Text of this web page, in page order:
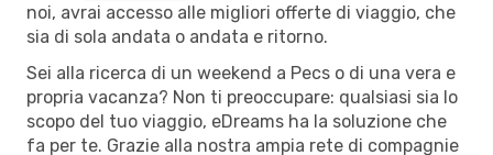
noi, avrai accesso alle migliori offerte di viaggio, che
sia di sola andata o andata e ritorno.
Sei alla ricerca di un weekend a Pecs o di una vera e
propria vacanza? Non ti preoccupare: qualsiasi sia lo
scopo del tuo viaggio, eDreams ha la soluzione che
fa per te. Grazie alla nostra ampia rete di compagnie